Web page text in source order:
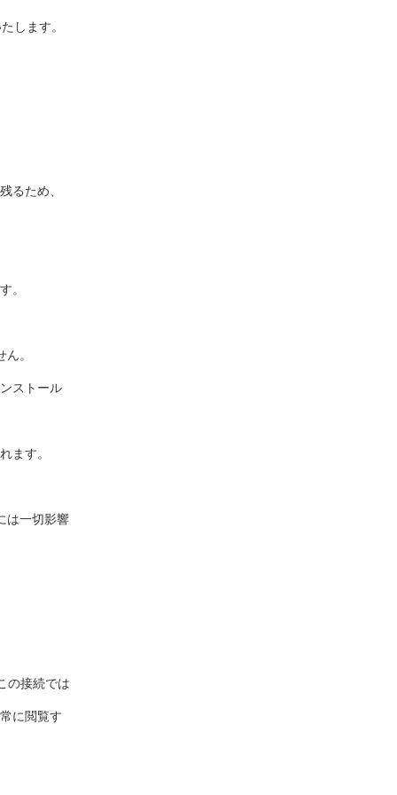
します。
ため、
。
。
ストール
ます。
は一切影響
の接続では
に閲覧す